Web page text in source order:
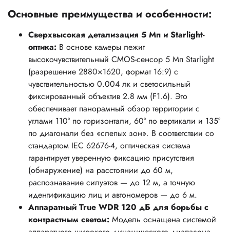
Основные преимущества и особенности:
Сверхвысокая детализация 5 Мп и Starlight-
оптика: В основе камеры лежит
высокочувствительный CMOS-сенсор 5 Мп Starlight
(разрешение 2880×1620, формат 16:9) с
чувствительностью 0.004 лк и светосильный
фиксированный объектив 2.8 мм (F1.6). Это
обеспечивает панорамный обзор территории с
углами 110° по горизонтали, 60° по вертикали и 135°
по диагонали без «слепых зон». В соответствии со
стандартом IEC 62676-4, оптическая система
гарантирует уверенную фиксацию присутствия
(обнаружение) на расстоянии до 60 м,
распознавание силуэтов — до 12 м, а точную
идентификацию лиц и автономеров — до 6 м.
Аппаратный True WDR 120 дБ для борьбы с
контрастным светом: Модель оснащена системой